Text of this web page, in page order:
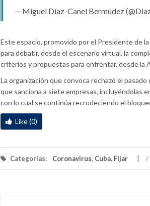
— Miguel Díaz-Canel Bermúdez
Este espacio, promovido por el Presidente de
para debatir, desde el escenario virtual, la
criterios y propuestas para enfrentar, desde la
La organización que convoca rechazó el
que sanciona a siete empresas, incluyéndolas
con lo cual se continúa recrudeciendo el
Like (0)
Categorías: Coronavirus, Cuba, Fijar /